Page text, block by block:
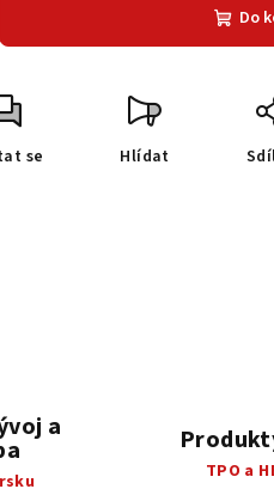
Do
se Hlídat
a
TPO a